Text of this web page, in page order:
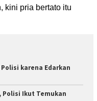
kini pria bertato itu
karena Edarkan
Polisi Ikut Temukan